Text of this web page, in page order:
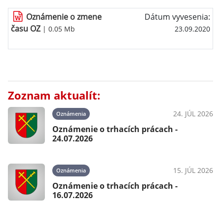
Oznámenie o zmene
času OZ| 0.05 Mb
Dátum vyvesenia:
23.09.2020
Zoznam aktualít:
Oznámenia 24. JÚL 2026
Oznámenie o trhacích prácach -
24.07.2026
Oznámenia 15. JÚL 2026
Oznámenie o trhacích prácach -
16.07.2026